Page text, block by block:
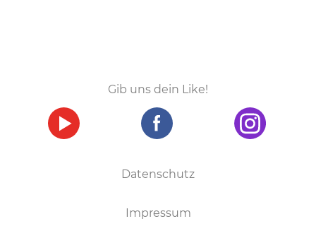
Gib uns dein Like!
Datenschutz
Impressum